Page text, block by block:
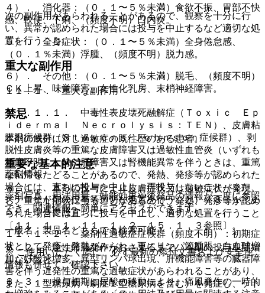
４）． 消化器：（０．１〜５％未満）食欲不振、胃部不快
感、軟便、下痢、（頻度不明）口内炎。
５）． 全身症状：（０．１〜５％未満）全身倦怠感、
（０．１％未満）浮腫、（頻度不明）脱力感。
６）． その他：（０．１〜５％未満）脱毛、（頻度不明）
ＣＫ上昇、味覚障害、女性化乳房、末梢神経障害。
禁忌
本剤の成分に対し過敏症の既往歴のある患者。
重要な基本的注意
８．１． 本剤の投与により皮膚症状又は過敏症状が発現
し、重篤な症状に至ることがあるので、発熱、発疹等が認め
られた場合には直ちに投与を中止し、適切な処置を行うこと
〔１１．１．１、１１．１．２、１５．１．３参照〕。
８．２． 急性痛風発作がおさまるまで、本剤の投与を開始
しないこと。
８．３． 投与初期に尿酸の移動により、痛風発作の一時的
次の副作用があらわれることがあるので、観察を十分に行
い、異常が認められた場合には投与を中止するなど適切な処
置を行うこと。
重大な副作用
１１．１． 重大な副作用
１１．１．１． 中毒性表皮壊死融解症（Ｔｏｘｉｃ Ｅｐ
ｉｄｅｒｍａｌ Ｎｅｃｒｏｌｙｓｉｓ：ＴＥＮ）、皮膚粘
膜眼症候群（Ｓｔｅｖｅｎｓ−Ｊｏｈｎｓｏｎ症候群）、剥
脱性皮膚炎等の重篤な皮膚障害又は過敏性血管炎（いずれも
頻度不明）：特に肝障害又は腎機能異常を伴うときは、重篤
な転帰をたどることがあるので、発熱、発疹等が認められた
場合には、直ちに投与を中止し、再投与しないこと（また、
ステロイド剤の投与等適切な処置を行うこと）〔８．１、１
５．１．３参照〕。
１１．１．２． 薬剤性過敏症症候群（頻度不明）：初期症
状として発疹、発熱がみられ、更にリンパ節腫脹、白血球増
加、好酸球増多、異型リンパ球出現、肝機能障害等の臓器障
害を伴う遅発性の重篤な過敏症状があらわれることがあり、
また、１型糖尿病（劇症１型糖尿病を含む）を発症し、ケト
薬剤情報
薬剤写真、用法用量、効能効果や後発品の情報が一度に参照
でき、関連情報へ簡単にアクセスができます。
一般名、製品名どちらでも検索可能！
※ ご使用いただく際に、必ず最新の添付文書および安全性
情報も併せてご確認下さい。